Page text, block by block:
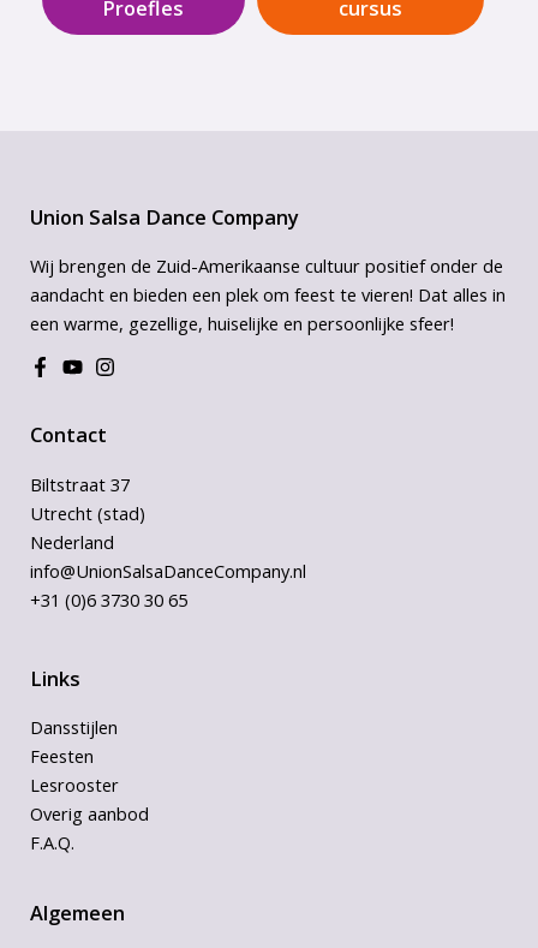
Proefles cursus
Union Salsa Dance Company
Wij brengen de Zuid-Amerikaanse cultuur positief onder de
aandacht en bieden een plek om feest te vieren! Dat alles in
een warme, gezellige, huiselijke en persoonlijke sfeer!
Contact
Biltstraat 37
Utrecht (stad)
Nederland
info@UnionSalsaDanceCompany.nl
+31 (0)6 3730 30 65
Links
Dansstijlen
Feesten
Lesrooster
Overig aanbod
F.A.Q.
Algemeen